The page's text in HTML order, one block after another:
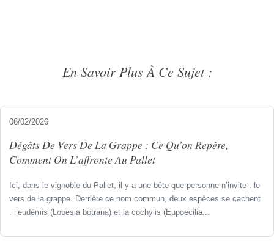
En Savoir Plus À Ce Sujet :
06/02/2026
Dégâts De Vers De La Grappe : Ce Qu’on Repère,
Comment On L’affronte Au Pallet
Ici, dans le vignoble du Pallet, il y a une bête que personne n’invite : le
vers de la grappe. Derrière ce nom commun, deux espèces se cachent
: l’eudémis (Lobesia botrana) et la cochylis (Eupoecilia...